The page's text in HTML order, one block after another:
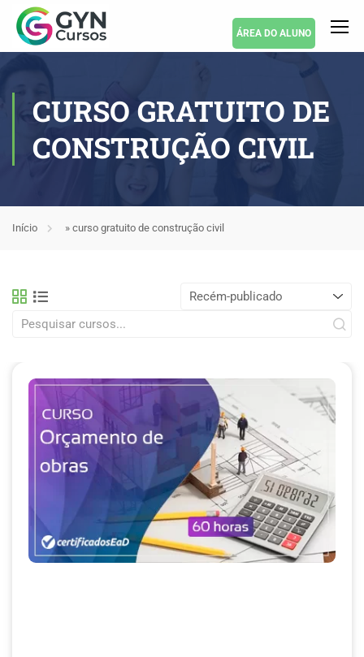
ÁREA DO ALUNO
CURSO GRATUITO DE
CONSTRUÇÃO CIVIL
Início » curso gratuito de construção civil